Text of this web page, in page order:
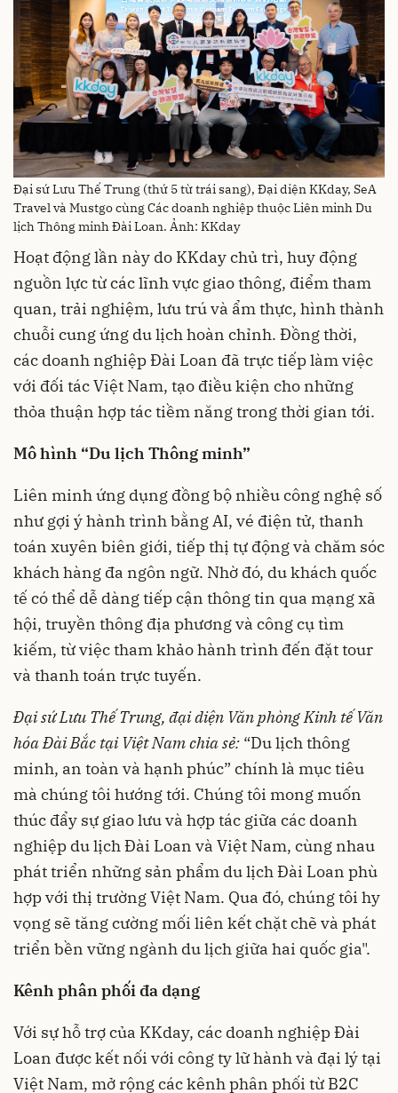
Đại sứ Lưu Thế Trung (thứ 5 từ trái sang), Đại diện KKday, SeA
Travel và Mustgo cùng Các doanh nghiệp thuộc Liên minh Du
lịch Thông minh Đài Loan. Ảnh: KKday
Hoạt động lần này do KKday chủ trì, huy động
nguồn lực từ các lĩnh vực giao thông, điểm tham
quan, trải nghiệm, lưu trú và ẩm thực, hình thành
chuỗi cung ứng du lịch hoàn chỉnh. Đồng thời,
các doanh nghiệp Đài Loan đã trực tiếp làm việc
với đối tác Việt Nam, tạo điều kiện cho những
thỏa thuận hợp tác tiềm năng trong thời gian tới.
Mô hình “Du lịch Thông minh”
Liên minh ứng dụng đồng bộ nhiều công nghệ số
như gợi ý hành trình bằng AI, vé điện tử, thanh
toán xuyên biên giới, tiếp thị tự động và chăm sóc
khách hàng đa ngôn ngữ. Nhờ đó, du khách quốc
tế có thể dễ dàng tiếp cận thông tin qua mạng xã
hội, truyền thông địa phương và công cụ tìm
kiếm, từ việc tham khảo hành trình đến đặt tour
và thanh toán trực tuyến.
Đại sứ Lưu Thế Trung, đại diện Văn phòng Kinh tế Văn
hóa Đài Bắc tại Việt Nam chia sẻ: “Du lịch thông
minh, an toàn và hạnh phúc” chính là mục tiêu
mà chúng tôi hướng tới. Chúng tôi mong muốn
thúc đẩy sự giao lưu và hợp tác giữa các doanh
nghiệp du lịch Đài Loan và Việt Nam, cùng nhau
phát triển những sản phẩm du lịch Đài Loan phù
hợp với thị trường Việt Nam. Qua đó, chúng tôi hy
vọng sẽ tăng cường mối liên kết chặt chẽ và phát
triển bền vững ngành du lịch giữa hai quốc gia".
Kênh phân phối đa dạng
Với sự hỗ trợ của KKday, các doanh nghiệp Đài
Loan được kết nối với công ty lữ hành và đại lý tại
Việt Nam, mở rộng các kênh phân phối từ B2C